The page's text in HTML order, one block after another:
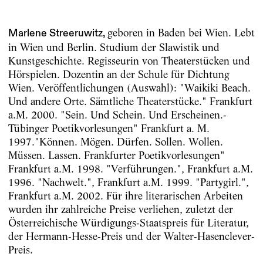
Marlene Streeruwitz, geboren in Baden bei Wien. Lebt
in Wien und Berlin. Studium der Slawistik und
Kunstgeschichte. Regisseurin von Theaterstücken und
Hörspielen. Dozentin an der Schule für Dichtung
Wien. Veröffentlichungen (Auswahl): "Waikiki Beach.
Und andere Orte. Sämtliche Theaterstücke." Frankfurt
a.M. 2000. "Sein. Und Schein. Und Erscheinen.-
Tübinger Poetikvorlesungen" Frankfurt a. M.
1997."Können. Mögen. Dürfen. Sollen. Wollen.
Müssen. Lassen. Frankfurter Poetikvorlesungen"
Frankfurt a.M. 1998. "Verführungen.", Frankfurt a.M.
1996. "Nachwelt.", Frankfurt a.M. 1999. "Partygirl.",
Frankfurt a.M. 2002. Für ihre literarischen Arbeiten
wurden ihr zahlreiche Preise verliehen, zuletzt der
Österreichische Würdigungs-Staatspreis für Literatur,
der Hermann-Hesse-Preis und der Walter-Hasenclever-
Preis.